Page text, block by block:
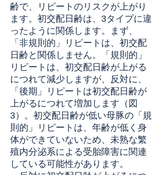
齢で、リピートのリスクが上がり
ます。初交配日齢は、3タイプに違
ったように関係します。まず、
「非規則的」リピートは、初交配
日齢と関係しません。「規則的」
リピートは、初交配日齢が上がる
につれて減少しますが、反対に、
「後期」リピートは初交配日齢が
上がるにつれて増加します（図
3）。初交配日齢が低い母豚の「規
則的」リピートは、年齢が低く身
体ができていないため、未熟な繁
殖内分泌系による受胎障害に関連
している可能性があります。